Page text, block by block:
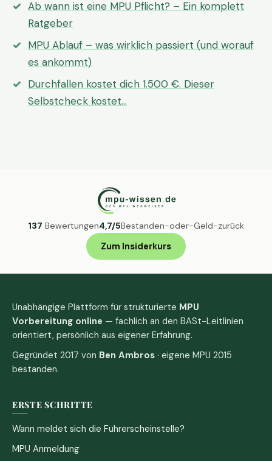
Ab wann ist eine MPU Pflicht? – Ein komplett
Ratgeber
MPU Ablauf – was wirklich passiert (und worauf
es ankommt)
Durchfallen kostet dich 1.500 €. Dieser
Selbstcheck kostet…
137 Bewertungen4,7/5Bestanden-oder-Geld-zurück
Zum Insiderkurs
Unabhängige Plattform für strukturierte MPU
Vorbereitung online — fachlich an den BASt-Leitlinien
orientiert, persönlich aus eigener Erfahrung.
Gegründet 2017 von Ben Ambros · eigene MPU 2015
bestanden.
ERSTE SCHRITTE
Wann meldet sich die Führerscheinstelle?
MPU Anmeldung